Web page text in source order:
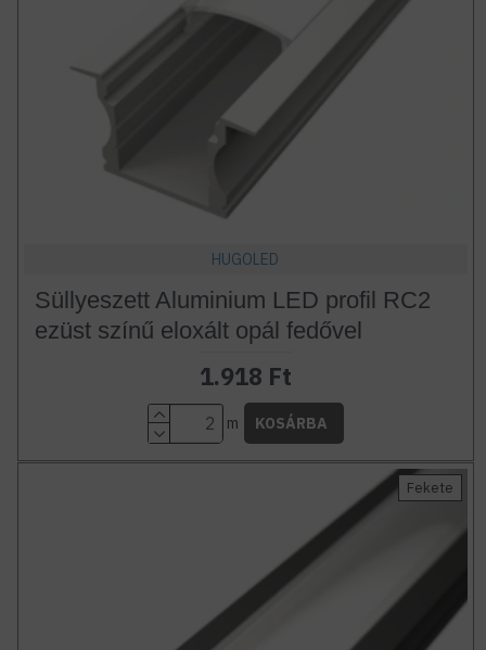
HUGOLED
Süllyeszett Aluminium LED profil RC2
ezüst színű eloxált opál fedővel
1.918 Ft
m KOSÁRBA
Fekete